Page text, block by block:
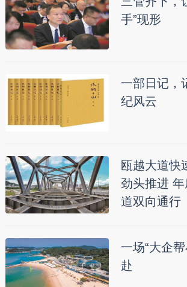
手”现形
一部日记，
纪风云
瓯越大道快
劲头推进
道双向通行
一场“大企
赴